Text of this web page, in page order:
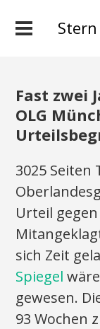
Fast zwei
OLG
3025 Seiten
Urteil
sich Zeit
Spiegel
gewesen.
93 Wochen